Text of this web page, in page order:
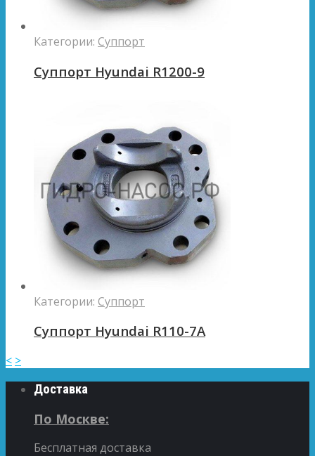
Категории: Суппорт
Суппорт Hyundai R1200-9
Категории: Суппорт
Суппорт Hyundai R110-7A
< >
Доставка
По Москве:
Бесплатная доставка